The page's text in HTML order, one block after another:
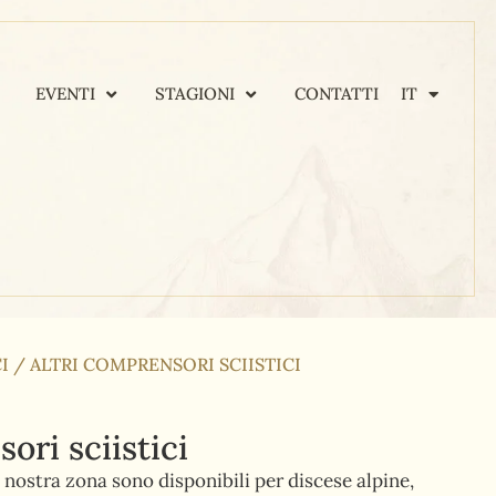
EVENTI STAGIONI CONTATTI IT
/ ALTRI COMPRENSORI SCIISTICI
sciistici
zona sono disponibili per discese alpine,